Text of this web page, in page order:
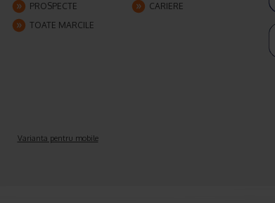
PROSPECTE
CARIERE
TOATE MARCILE
Varianta pentru mobile